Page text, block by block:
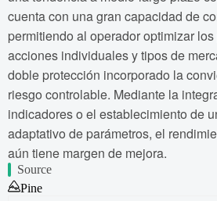
cuenta con una gran capacidad de
permitiendo al operador optimizar
acciones individuales y tipos de
doble protección incorporado la
riesgo controlable. Mediante la
indicadores o el establecimiento de
adaptativo de parámetros, el
aún tiene margen de mejora.
Source
Pine